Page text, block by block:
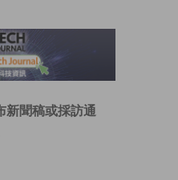
新聞稿或採訪通